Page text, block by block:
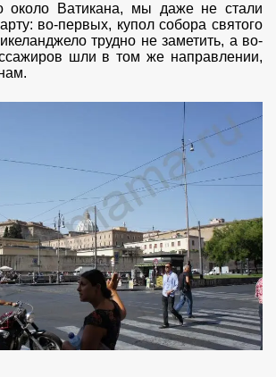
около Ватикана, мы даже не стали
во-первых, купол собора святого
трудно не заметить, а во-
шли в том же направлении,